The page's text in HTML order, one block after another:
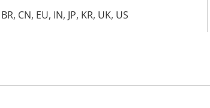
CN, EU, IN, JP, KR, UK, US